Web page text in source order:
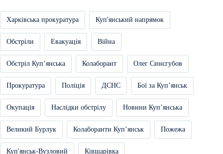
Харківська прокуратура Куп'янський напрямок
Обстріли Евакуація Війна
Обстріл Купʼянська Колаборант Олег Синєгубов
Прокуратура Поліція ДСНС Бої за Купʼянськ
Окупація Наслідки обстрілу Новини Купʼянська
Великий Бурлук Колаборанти Купʼянськ Пожежа
Куп'янськ-Вузловий Ківшарівка